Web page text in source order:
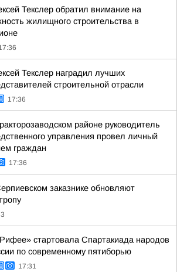
Текслер обратил внимание на
жилищного строительства в
Текслер наградил лучших
строительной отрасли
17:36
районе руководитель
управления провел личный
граждан
17:36
заказнике обновляют
стартовала Спартакиада народов
по современному пятиборью
17:31